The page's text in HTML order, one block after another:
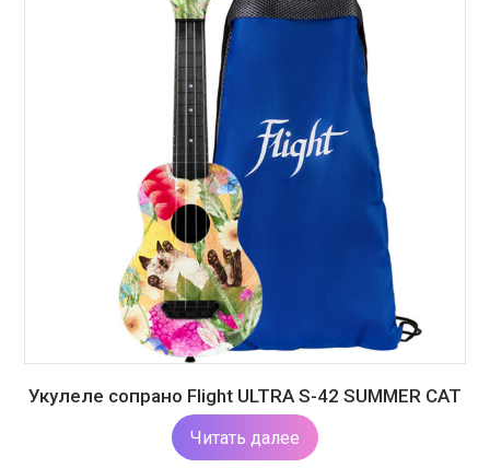
Укулеле сопрано Flight ULTRA S-42 SUMMER CAT
Читать далее